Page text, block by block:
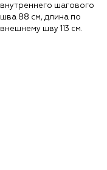
внутреннего шагового
шва 88 см, длина по
внешнему шву 113 см.